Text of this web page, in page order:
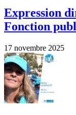
Expression
Fonction
17 novembre 2025